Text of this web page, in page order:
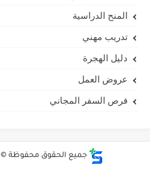
المنح الدراسية
تدريب مهني
دليل الهجرة
عروض العمل
فرص السفر المجاني
جميع الحقوق محفوظة ©